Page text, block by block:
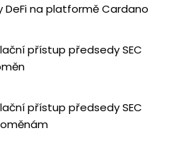
na platformě Cardano
přístup předsedy SEC
přístup předsedy SEC